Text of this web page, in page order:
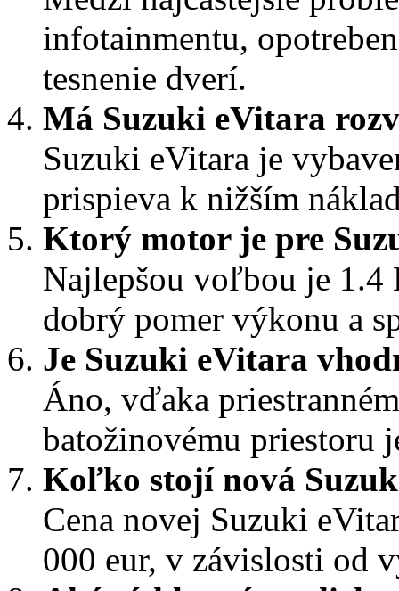
infotainmentu,
tesnenie dverí.
Má Suzuki eVitara
Suzuki eVitara je
prispieva k nižším
Ktorý motor je pre
Najlepšou voľbou je
dobrý pomer výkonu a
Je Suzuki eVitara
Áno, vďaka
batožinovému priestoru
Koľko stojí nová
Cena novej Suzuki
000 eur, v závislosti od